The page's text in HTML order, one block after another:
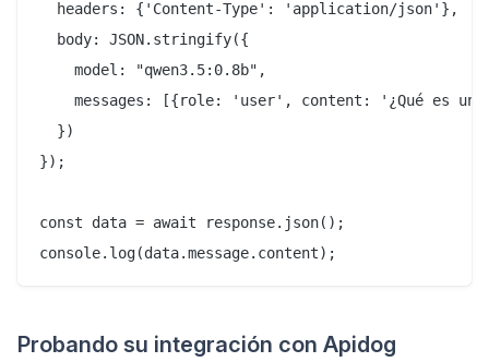
  headers: {'Content-Type': 'application/json'},
  body: JSON.stringify({
    model: "qwen3.5:0.8b",
messages: [{role: 'user', content: '¿Qué es una
  })
});
const data = await response.json();
Probando su integración con Apidog